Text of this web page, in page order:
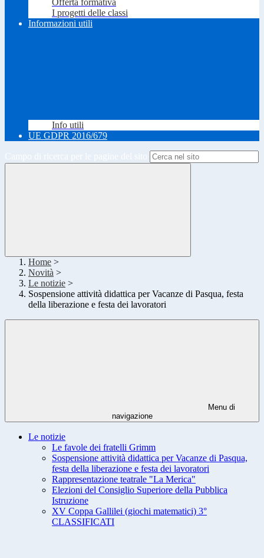
Offerta formativa
I progetti delle classi
Informazioni utili
Info utili
UE GDPR 2016/679
Home >
Novità >
Le notizie >
Sospensione attività didattica per Vacanze di Pasqua, festa
della liberazione e festa dei lavoratori
Menu di
navigazione
Le notizie
Le favole dei fratelli Grimm
Sospensione attività didattica per Vacanze di Pasqua,
festa della liberazione e festa dei lavoratori
Rappresentazione teatrale "La Merica"
Elezioni del Consiglio Superiore della Pubblica
Istruzione
XV Coppa Gallilei (giochi matematici) 3°
CLASSIFICATI